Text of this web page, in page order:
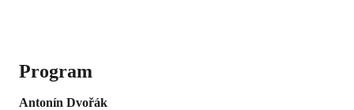
Program
Antonín Dvořák